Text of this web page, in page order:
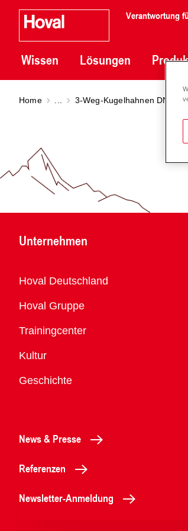
Verantwortung
Wissen Lösungen
Home 3-Weg-Kugelhahnen DN 15
Unternehmen
Übersicht
Hoval Deutschland
Hoval Gruppe
Trainingcenter
Kultur
Geschichte
News & Presse
Referenzen
Newsletter-Anmeldung